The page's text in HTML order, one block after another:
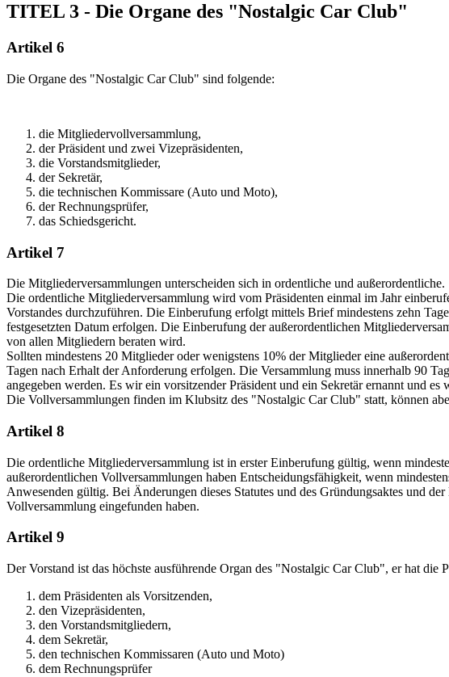
TITEL 3 - Die Organe des "Nostalgic Car Club"
Artikel 6
Die Organe des "Nostalgic Car Club" sind folgende:
die Mitgliedervollversammlung,
der Präsident und zwei Vizepräsidenten,
die Vorstandsmitglieder,
der Sekretär,
die technischen Kommissare (Auto und Moto),
der Rechnungsprüfer,
das Schiedsgericht.
Artikel 7
Die Mitgliederversammlungen unterscheiden sich in ordentliche und außerordentliche.
Die ordentliche Mitgliederversammlung wird vom Präsidenten einmal im Jahr
Vorstandes durchzuführen. Die Einberufung erfolgt mittels Brief mindestens zehn
festgesetzten Datum erfolgen. Die Einberufung der außerordentlichen
von allen Mitgliedern beraten wird.
Sollten mindestens 20 Mitglieder oder wenigstens 10% der Mitglieder eine
Tagen nach Erhalt der Anforderung erfolgen. Die Versammlung muss innerhalb 90
angegeben werden. Es wir ein vorsitzender Präsident und ein Sekretär ernannt und
Die Vollversammlungen finden im Klubsitz des "Nostalgic Car Club" statt, können
Artikel 8
Die ordentliche Mitgliederversammlung ist in erster Einberufung gültig, wenn
außerordentlichen Vollversammlungen haben Entscheidungsfähigkeit, wenn
Anwesenden gültig. Bei Änderungen dieses Statutes und des Gründungsaktes und
Vollversammlung eingefunden haben.
Artikel 9
Der Vorstand ist das höchste ausführende Organ des "Nostalgic Car Club", er hat die
dem Präsidenten als Vorsitzenden,
den Vizepräsidenten,
den Vorstandsmitgliedern,
dem Sekretär,
den technischen Kommissaren (Auto und Moto)
dem Rechnungsprüfer